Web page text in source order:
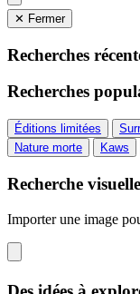
✕ Fermer
Recherches
Recherches
Éditions limitées
Nature morte
Kaws
Recherche visuelle
Importer une image